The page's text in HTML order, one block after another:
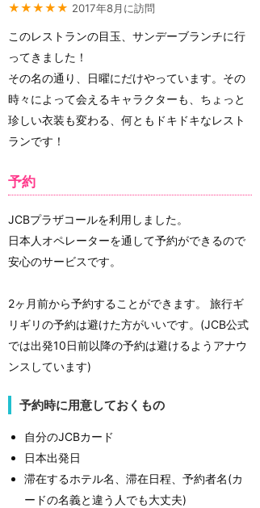
★★★★★ 2017年8月に訪問
このレストランの目玉、サンデーブランチに行
ってきました！
その名の通り、日曜にだけやっています。その
時々によって会えるキャラクターも、ちょっと
珍しい衣装も変わる、何ともドキドキなレスト
ランです！
予約
JCBプラザコールを利用しました。
日本人オペレーターを通して予約ができるので
安心のサービスです。
2ヶ月前から予約することができます。 旅行ギ
リギリの予約は避けた方がいいです。(JCB公式
では出発10日前以降の予約は避けるようアナウ
ンスしています)
予約時に用意しておくもの
自分のJCBカード
日本出発日
滞在するホテル名、滞在日程、予約者名(カ
ードの名義と違う人でも大丈夫)